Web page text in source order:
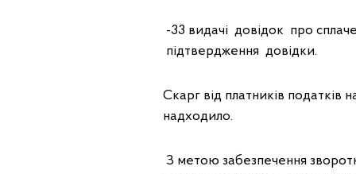
-33 видачі довідок про
підтвердження довідки.
Скарг від платників податків
надходило.
З метою забезпечення